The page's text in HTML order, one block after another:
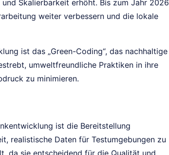
Skalierbarkeit erhöht. Bis zum Jahr 2026
weiter verbessern und die lokale
ist das „Green-Coding“, das nachhaltige
umweltfreundliche Praktiken in ihre
zu minimieren.
ist die Bereitstellung
realistische Daten für Testumgebungen zu
da sie entscheidend für die Qualität und